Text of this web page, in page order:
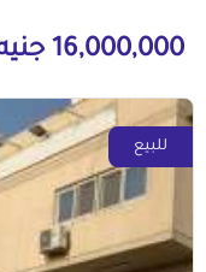
16,000,000 جنيه
للبيع